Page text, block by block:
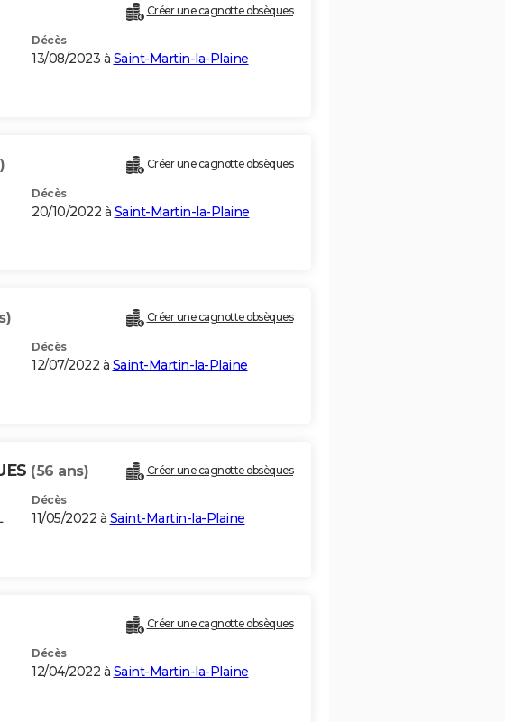
Créer une cagnotte obsèques
Décès
13/08/2023 à Saint-Martin-la-Plaine
Créer une cagnotte obsèques
Décès
20/10/2022 à Saint-Martin-la-Plaine
Créer une cagnotte obsèques
Décès
12/07/2022 à Saint-Martin-la-Plaine
(56 ans) Créer une cagnotte obsèques
Décès
11/05/2022 à Saint-Martin-la-Plaine
Créer une cagnotte obsèques
Décès
12/04/2022 à Saint-Martin-la-Plaine